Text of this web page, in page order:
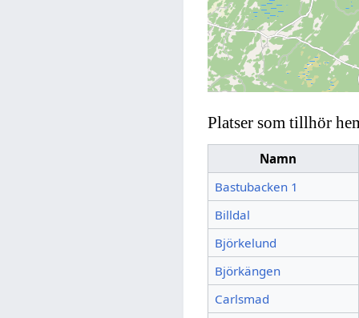
Platser som tillhör
Namn
Bastubacken 1
Billdal
Björkelund
Björkängen
Carlsmad